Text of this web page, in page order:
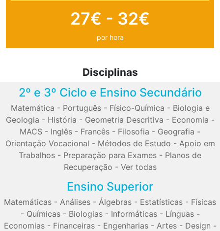
27€ - 32€
por hora
Disciplinas
2º e 3º Ciclo e Ensino Secundário
Matemática - Português- Físico-Química - Biologia e
Geologia - História - Geometria Descritiva - Economia -
MACS - Inglês - Francês - Filosofia - Geografia -
Orientação Vocacional - Métodos de Estudo - Apoio em
Trabalhos - Preparação para Exames - Planos de
Recuperação - Ver todas
Ensino Superior
Matemáticas - Análises - Álgebras - Estatísticas - Físicas
- Químicas- Biologias- Informáticas- Línguas-
Economias- Financeiras- Engenharias- Artes- Design -